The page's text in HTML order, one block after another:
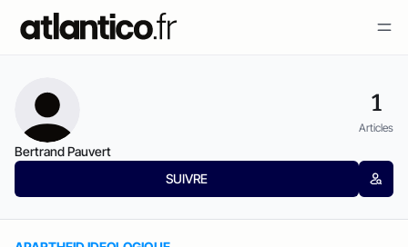
1
Articles
Bertrand Pauvert
SUIVRE